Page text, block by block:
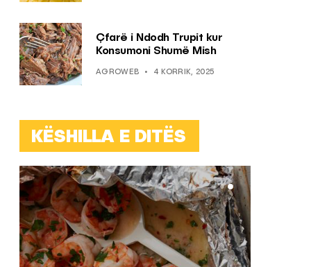
Çfarë i Ndodh Trupit kur
Konsumoni Shumë Mish
AGROWEB 4 KORRIK, 2025
KËSHILLA E DITËS